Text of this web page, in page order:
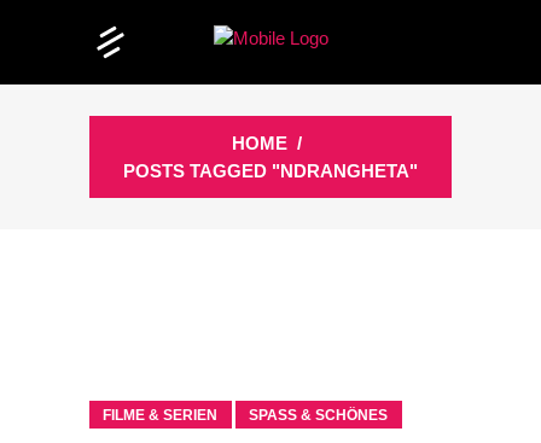
HOME /
POSTS TAGGED "NDRANGHETA"
FILME & SERIEN SPASS & SCHÖNES